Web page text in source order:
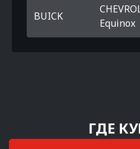
BUICK
Equinox
ГДЕ